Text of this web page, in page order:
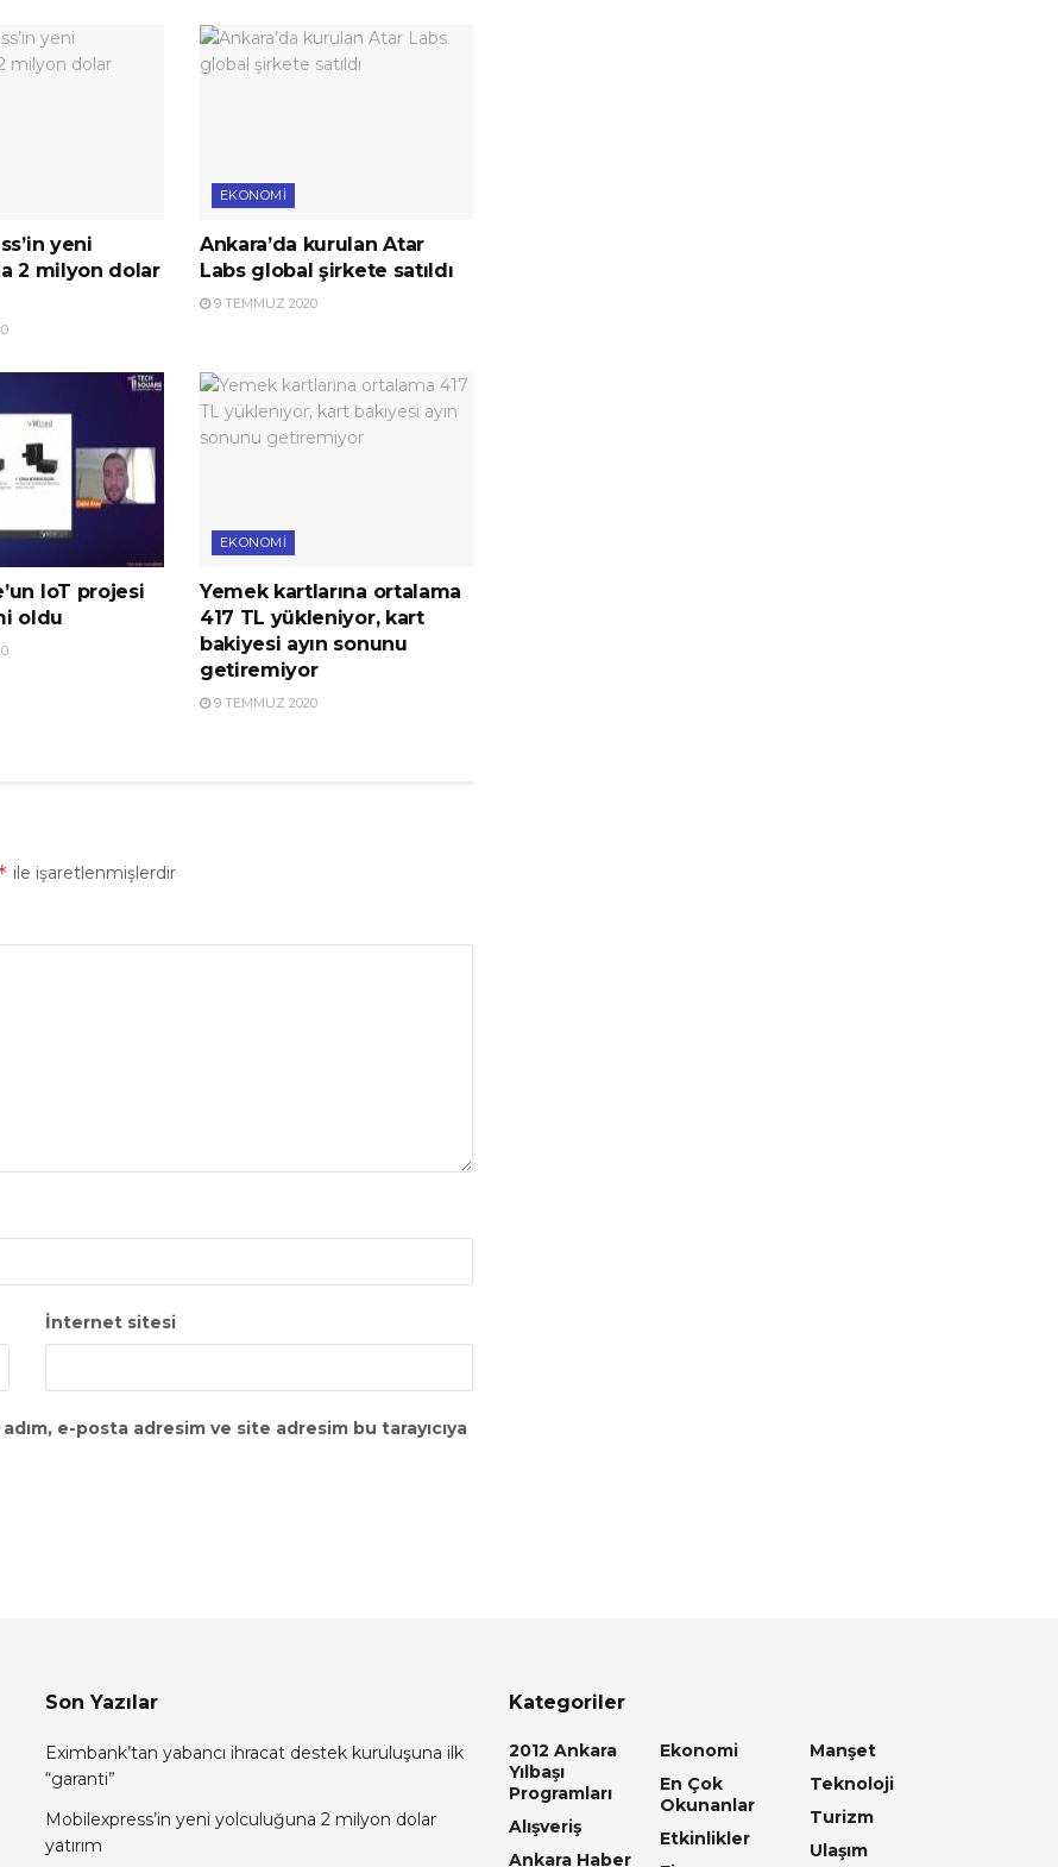
yeni
2 milyon dolar
EKONOMI
Ankara’da kurulan Atar
Labs global şirkete satıldı
9 TEMMUZ 2020
IoT projesi
oldu
EKONOMI
Yemek kartlarına ortalama
417 TL yükleniyor, kart
bakiyesi ayın sonunu
getiremiyor
9 TEMMUZ 2020
ile işaretlenmişlerdir
İnternet sitesi
e-posta adresim ve site adresim bu tarayıcıya
Son Yazılar
Eximbank’tan yabancı ihracat destek kuruluşuna ilk
“garanti”
Mobilexpress’in yeni yolculuğuna 2 milyon dolar
yatırım
Kategoriler
2012 Ankara
Yılbaşı
Programları
Alışveriş
Ankara Haber
Ekonomi
En Çok
Okunanlar
Etkinlikler
Manşet
Teknoloji
Turizm
Ulaşım